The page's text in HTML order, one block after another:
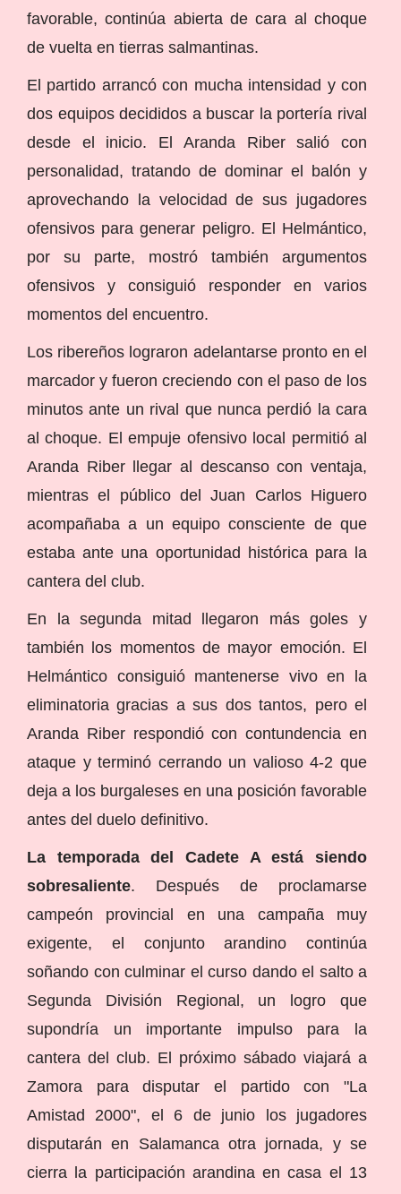
favorable, continúa abierta de cara al choque
de vuelta en tierras salmantinas.
El partido arrancó con mucha intensidad y con
dos equipos decididos a buscar la portería rival
desde el inicio. El Aranda Riber salió con
personalidad, tratando de dominar el balón y
aprovechando la velocidad de sus jugadores
ofensivos para generar peligro. El Helmántico,
por su parte, mostró también argumentos
ofensivos y consiguió responder en varios
momentos del encuentro.
Los ribereños lograron adelantarse pronto en el
marcador y fueron creciendo con el paso de los
minutos ante un rival que nunca perdió la cara
al choque. El empuje ofensivo local permitió al
Aranda Riber llegar al descanso con ventaja,
mientras el público del Juan Carlos Higuero
acompañaba a un equipo consciente de que
estaba ante una oportunidad histórica para la
cantera del club.
En la segunda mitad llegaron más goles y
también los momentos de mayor emoción. El
Helmántico consiguió mantenerse vivo en la
eliminatoria gracias a sus dos tantos, pero el
Aranda Riber respondió con contundencia en
ataque y terminó cerrando un valioso 4-2 que
deja a los burgaleses en una posición favorable
antes del duelo definitivo.
La temporada del Cadete A está siendo
sobresaliente. Después de proclamarse
campeón provincial en una campaña muy
exigente, el conjunto arandino continúa
soñando con culminar el curso dando el salto a
Segunda División Regional, un logro que
supondría un importante impulso para la
cantera del club. El próximo sábado viajará a
Zamora para disputar el partido con "La
Amistad 2000", el 6 de junio los jugadores
disputarán en Salamanca otra jornada, y se
cierra la participación arandina en casa el 13